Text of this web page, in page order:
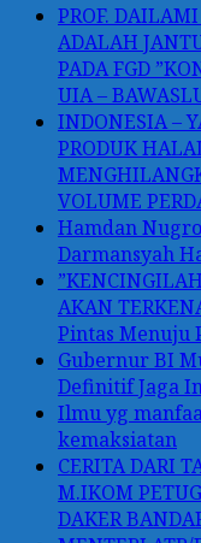
PROF.
ADALAH
PADA FGD
UIA –
INDONESIA –
PRODUK
VOLUME
Hamdan
Darmansyah
AKAN
Pintas Menuju
Gubernur BI
Definitif Jaga
Ilmu yg
kemaksiatan
CERITA DARI
M.IKOM
DAKER